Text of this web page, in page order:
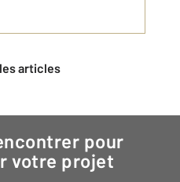
les articles
votre projet